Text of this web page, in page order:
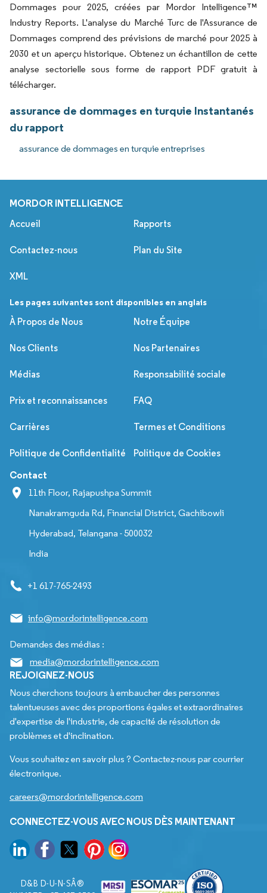
Dommages pour 2025, créées par Mordor Intelligence™
Industry Reports. L'analyse du Marché Turc de l'Assurance de
Dommages comprend des prévisions de marché pour 2025 à
2030 et un aperçu historique. Obtenez un échantillon de cette
analyse sectorielle sous forme de rapport PDF gratuit à
télécharger.
assurance de dommages en turquie Instantanés
du rapport
assurance de dommages en turquie entreprises
MORDOR INTELLIGENCE
Accueil Rapports
Contactez-nous Plan du Site
XML
Les pages suivantes sont disponibles en anglais
À Propos de Nous
Notre Équipe
Nos Clients Nos Partenaires
Médias Responsabilité sociale
Prix et reconnaissances FAQ
Carrières Termes et Conditions
Politique de Confidentialité Politique de Cookies
Contact
11th Floor, Rajapushpa Summit
Nanakramguda Rd, Financial District, Gachibowli
Hyderabad, Telangana - 500032
India
+1 617-765-2493
info@mordorintelligence.com
Demandes des médias :
media@mordorintelligence.com
REJOIGNEZ-NOUS
Nous cherchons toujours à embaucher des personnes
talentueuses avec des proportions égales et extraordinaires
d'expertise de l'industrie, de capacité de résolution de
problèmes et d'inclination.
Vous souhaitez en savoir plus ? Contactez-nous par courrier
électronique.
careers@mordorintelligence.com
CONNECTEZ-VOUS AVEC NOUS DÈS MAINTENANT
D&B D-U-N-SÂ®